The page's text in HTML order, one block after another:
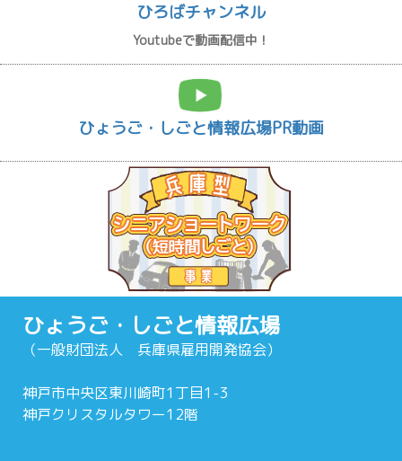
ひろばチャンネル
Youtubeで動画配信中！
ひょうご・しごと情報広場PR動画
ひょうご・しごと情報広場
（一般財団法人 兵庫県雇用開発協会）
神戸市中央区東川崎町1丁目1-3
神戸クリスタルタワー12階